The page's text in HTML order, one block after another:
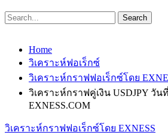
Home
วิเคราะห์ฟอเร็กซ์
วิเคราะห์กราฟฟอเร็กซ์โดย
วิเคราะห์กราฟคู่เงิน USDJPY วัน
EXNESS.COM
วิเคราะห์กราฟฟอเร็กซ์โดย EXNESS